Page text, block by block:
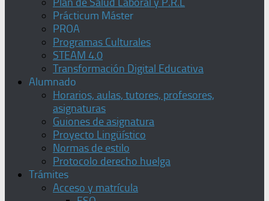
Prácticum Máster
PROA
Programas Culturales
STEAM 4.0
Transformación Digital Educativa
Alumnado
Horarios, aulas, tutores, profesores,
asignaturas
Guiones de asignatura
Proyecto Lingüístico
Normas de estilo
Protocolo derecho huelga
Trámites
Acceso y matrícula